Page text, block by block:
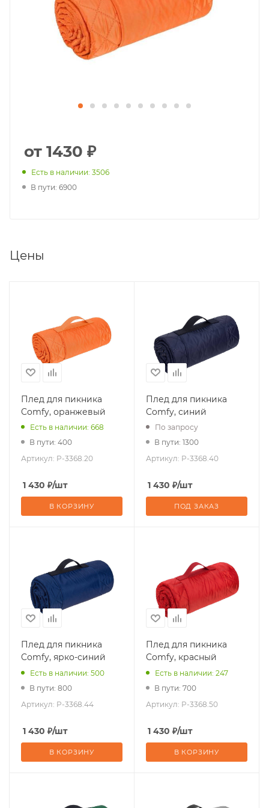
от 1430 ₽
Есть в наличии: 3506
В пути: 6900
Цены
Плед для пикника
Comfy, оранжевый
Есть в наличии: 668
В пути: 400
Артикул: P-3368.20
1 430 ₽/шт
В КОРЗИНУ
Плед для пикника
Comfy, синий
По запросу
В пути: 1300
Артикул: P-3368.40
1 430 ₽/шт
ПОД ЗАКАЗ
Плед для пикника
Comfy, ярко-синий
Есть в наличии: 500
В пути: 800
Артикул: P-3368.44
1 430 ₽/шт
В КОРЗИНУ
Плед для пикника
Comfy, красный
Есть в наличии: 247
В пути: 700
Артикул: P-3368.50
1 430 ₽/шт
В КОРЗИНУ